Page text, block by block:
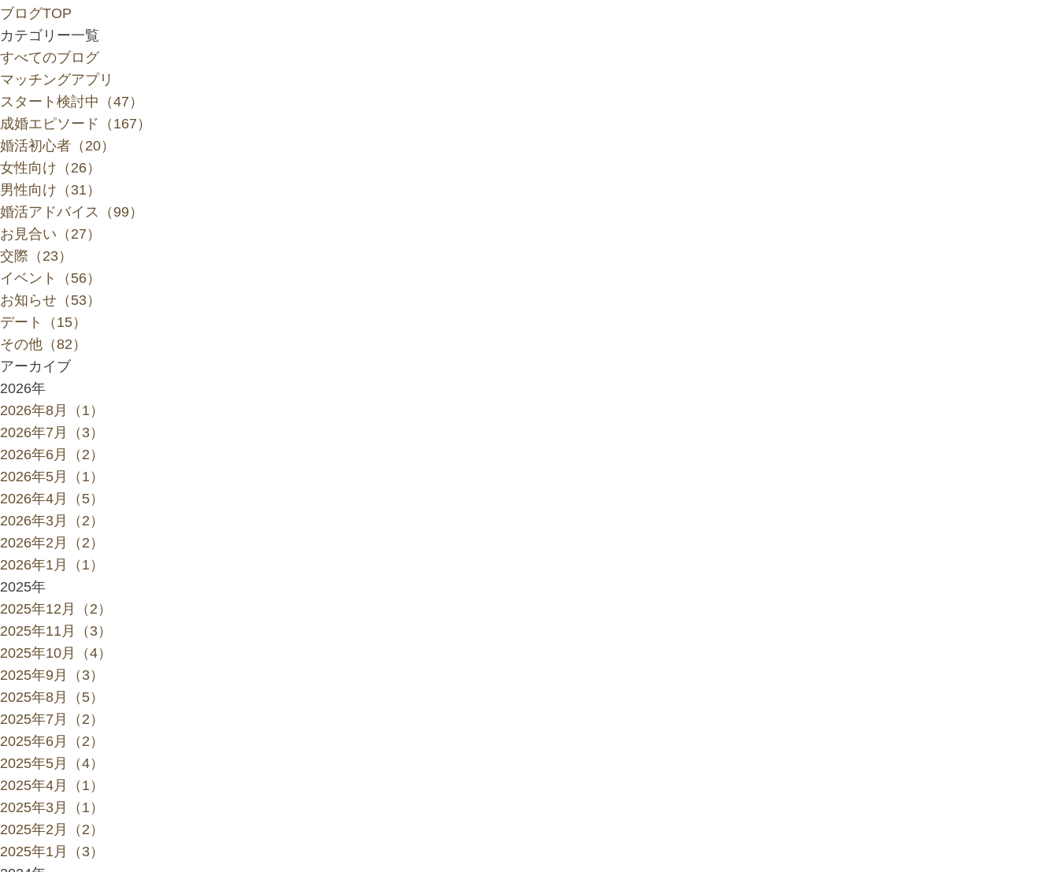
ブログTOP
カテゴリー一覧
すべてのブログ
マッチングアプリ
スタート検討中（47）
成婚エピソード（167）
婚活初心者（20）
女性向け（26）
男性向け（31）
婚活アドバイス（99）
お見合い（27）
交際（23）
イベント（56）
お知らせ（53）
デート（15）
その他（82）
アーカイブ
2026年
2026年8月（1）
2026年7月（3）
2026年6月（2）
2026年5月（1）
2026年4月（5）
2026年3月（2）
2026年2月（2）
2026年1月（1）
2025年
2025年12月（2）
2025年11月（3）
2025年10月（4）
2025年9月（3）
2025年8月（5）
2025年7月（2）
2025年6月（2）
2025年5月（4）
2025年4月（1）
2025年3月（1）
2025年2月（2）
2025年1月（3）